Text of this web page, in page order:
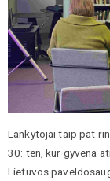
Lankytojai taip pat
30: ten, kur gyvena
Lietuvos